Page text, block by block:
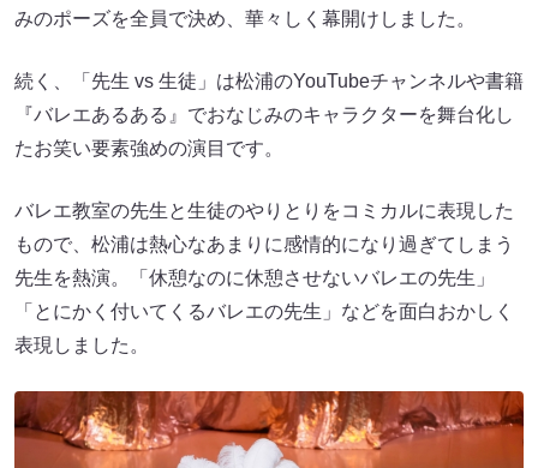
みのポーズを全員で決め、華々しく幕開けしました。
続く、「先生 vs 生徒」は松浦のYouTubeチャンネルや書籍
『バレエあるある』でおなじみのキャラクターを舞台化し
たお笑い要素強めの演目です。
バレエ教室の先生と生徒のやりとりをコミカルに表現した
もので、松浦は熱心なあまりに感情的になり過ぎてしまう
先生を熱演。「休憩なのに休憩させないバレエの先生」
「とにかく付いてくるバレエの先生」などを面白おかしく
表現しました。